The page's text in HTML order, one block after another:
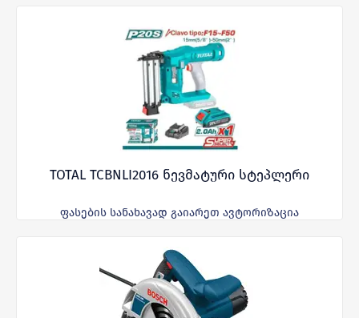
TOTAL TCBNLI2016 ნევმატური სტეპლერი
ფასების სანახავად გაიარეთ ავტორიზაცია